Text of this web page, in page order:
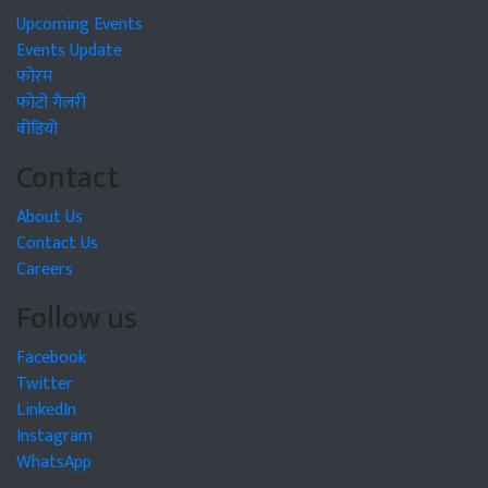
Upcoming Events
Events Update
फोरम
फोटो गैलरी
वीडियो
Contact
About Us
Contact Us
Careers
Follow us
Facebook
Twitter
LinkedIn
Instagram
WhatsApp